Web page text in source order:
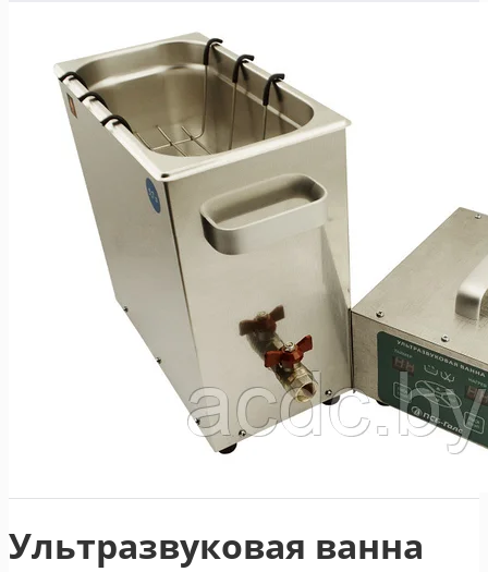
Ультразвуковая ванна